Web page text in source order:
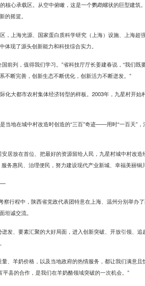
核心承载区。从空中俯瞰，这是一个鹦鹉螺状的巨型建筑
的摇篮。
，上海光源、国家蛋白质科学研究（上海）设施、上海超
现了源头创新能力和科技综合实力。
前列，值得我们学习。”省科技厅厅长姜建春说，“我们
不断完善，创新生态不断优化，创新活力不断迸发。”
化大都市农村集体经济转型的样板。2003年，九星村开
当地在城中村改造时创造的“三百”奇迹——用时“一百天”，
居放在首位、把最好的资源留给人民，九星村城中村改
务惠民、治理便民，努力建设现代产业新城、幸福美丽铜
察行程中，陕西省党政代表团特意在上海、温州分别举办
坦诚交流。
发、要素汇聚的大好局面，进入创新突破、开放引领、
、羊奶价格，以及当地政府的热情服务，都让我们满意
县的合作，是我们在羊奶酪领域突破的一次机会。”